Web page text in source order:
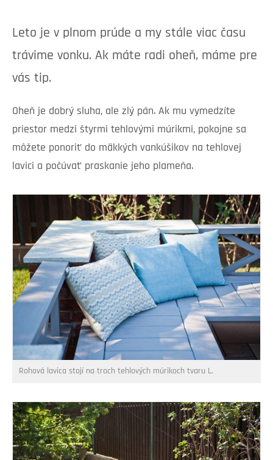
Leto je v plnom prúde a my stále viac času
trávime vonku. Ak máte radi oheň, máme pre
vás tip.
Oheň je dobrý sluha, ale zlý pán. Ak mu vymedzíte
priestor medzi štyrmi tehlovými múrikmi, pokojne sa
môžete ponoriť do mäkkých vankúšikov na tehlovej
lavici a počúvať praskanie jeho plameňa.
Rohová lavica stojí na troch tehlových múrikoch tvaru L.